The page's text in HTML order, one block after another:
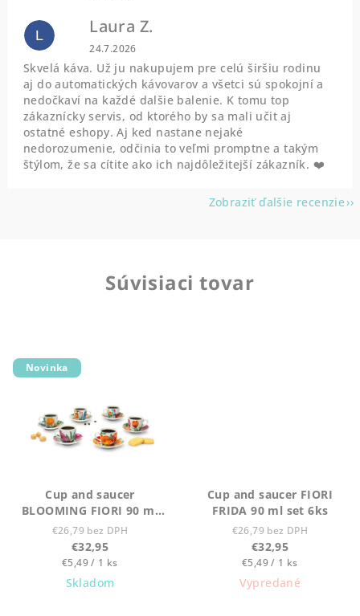
L Laura Z.
Hodnotenie obchodu je 5 z 5 hviezdičiek.
24.7.2026
Skvelá káva. Už ju nakupujem pre celú širšiu rodinu
aj do automatických kávovarov a všetci sú spokojní a
nedočkaví na každé dalšie balenie. K tomu top
zákaznícky servis, od ktorého by sa mali učit aj
ostatné eshopy. Aj ked nastane nejaké
nedorozumenie, odčinia to veľmi promptne a takým
štýlom, že sa cítite ako ich najdôležitejší zákazník. ❤️
Zobraziť ďalšie recenzie
Súvisiaci tovar
Novinka
Cup and saucer
BLOOMING FIORI 90 ml
set 6ks
€26,79 bez DPH
€32,95
Jednotková
cena:
€5,49 / 1 ks
Skladom
Cup and saucer FIORI
FRIDA 90 ml set 6ks
€26,79 bez DPH
€32,95
Jednotková
cena:
€5,49 / 1 ks
Vypredané